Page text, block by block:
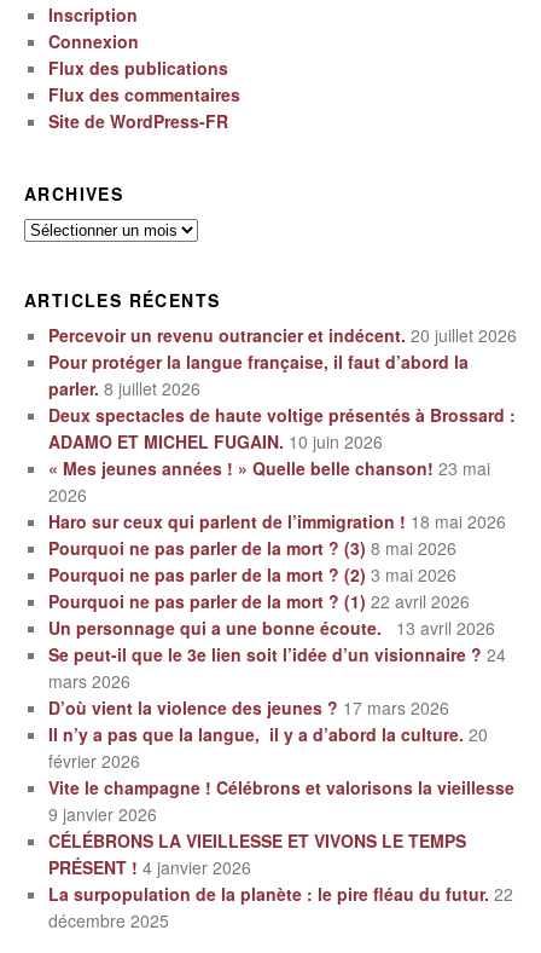
Inscription
Connexion
Flux des publications
Flux des commentaires
Site de WordPress-FR
ARCHIVES
Archives
ARTICLES RÉCENTS
Percevoir un revenu outrancier et indécent. 20 juillet 2026
Pour protéger la langue française, il faut d’abord la
parler. 8 juillet 2026
Deux spectacles de haute voltige présentés à Brossard :
ADAMO ET MICHEL FUGAIN. 10 juin 2026
« Mes jeunes années ! » Quelle belle chanson! 23 mai
2026
Haro sur ceux qui parlent de l’immigration ! 18 mai 2026
Pourquoi ne pas parler de la mort ? (3) 8 mai 2026
Pourquoi ne pas parler de la mort ? (2) 3 mai 2026
Pourquoi ne pas parler de la mort ? (1) 22 avril 2026
Un personnage qui a une bonne écoute.
13 avril 2026
Se peut-il que le 3e lien soit l’idée d’un visionnaire ? 24
mars 2026
D’où vient la violence des jeunes ? 17 mars 2026
Il n’y a pas que la langue, il y a d’abord la culture. 20
février 2026
Vite le champagne ! Célébrons et valorisons la vieillesse
9 janvier 2026
CÉLÉBRONS LA VIEILLESSE ET VIVONS LE TEMPS
PRÉSENT ! 4 janvier 2026
La surpopulation de la planète : le pire fléau du futur. 22
décembre 2025